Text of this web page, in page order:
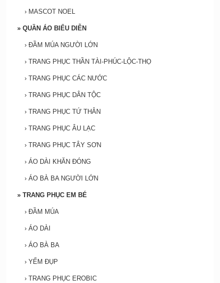
› MASCOT NOEL
» QUẦN ÁO BIỂU DIỄN
› ĐẦM MÚA NGƯỜI LỚN
› TRANG PHỤC THẦN TÀI-PHÚC-LỘC-THỌ
› TRANG PHỤC CÁC NƯỚC
› TRANG PHỤC DÂN TỘC
› TRANG PHỤC TỨ THÂN
› TRANG PHỤC ÂU LẠC
› TRANG PHỤC TÂY SƠN
› ÁO DÀI KHĂN ĐÓNG
› ÁO BÀ BA NGƯỜI LỚN
» TRANG PHỤC EM BÉ
› ĐẦM MÚA
› ÁO DÀI
› ÁO BÀ BA
› YẾM ĐỤP
› TRANG PHỤC EROBIC